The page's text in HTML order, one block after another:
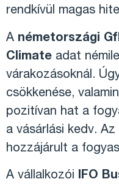
rendkívül magas
A németországi
Climate adat
várakozásoknál.
csökkenése,
pozitívan hat a
a vásárlási kedv.
hozzájárult a
A vállalkozói IFO